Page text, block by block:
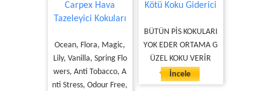
Carpex Hava
Tazeleyici Kokuları
Ocean, Flora, Magic,
Lily, Vanilla, Spring Flo
wers, Anti Tobacco, A
nti Stress, Odour Free,
Kötü Koku Giderici
BÜTÜN PİS KOKULARI
YOK EDER ORTAMA G
ÜZEL KOKU VERİR
İncele